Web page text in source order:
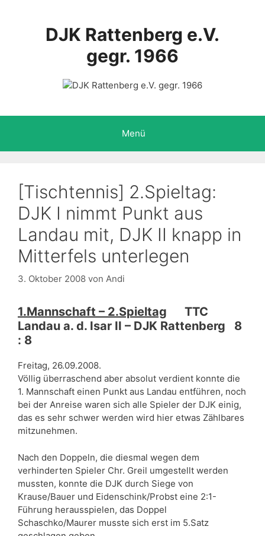
DJK Rattenberg e.V.
gegr. 1966
Menü
[Tischtennis] 2.Spieltag:
DJK I nimmt Punkt aus
Landau mit, DJK II knapp in
Mitterfels unterlegen
3. Oktober 2008 von Andi
1.Mannschaft – 2.Spieltag TTC
Landau a. d. Isar II – DJK Rattenberg 8
: 8
Freitag, 26.09.2008.
Völlig überraschend aber absolut verdient konnte die
1. Mannschaft einen Punkt aus Landau entführen, noch
bei der Anreise waren sich alle Spieler der DJK einig,
das es sehr schwer werden wird hier etwas Zählbares
mitzunehmen.
Nach den Doppeln, die diesmal wegen dem
verhinderten Spieler Chr. Greil umgestellt werden
mussten, konnte die DJK durch Siege von
Krause/Bauer und Eidenschink/Probst eine 2:1-
Führung herausspielen, das Doppel
Schaschko/Maurer musste sich erst im 5.Satz